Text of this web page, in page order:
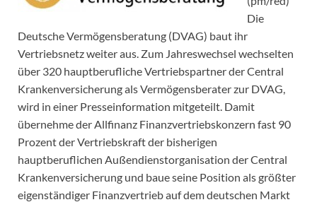
Die
Deutsche Vermögensberatung (DVAG) baut ihr
Vertriebsnetz weiter aus. Zum Jahreswechsel wechselten
über 320 hauptberufliche Vertriebspartner der Central
Krankenversicherung als Vermögensberater zur DVAG,
wird in einer Presseinformation mitgeteilt. Damit
übernehme der Allfinanz Finanzvertriebskonzern fast 90
Prozent der Vertriebskraft der bisherigen
hauptberuflichen Außendienstorganisation der Central
Krankenversicherung und baue seine Position als größter
eigenständiger Finanzvertrieb auf dem deutschen Markt